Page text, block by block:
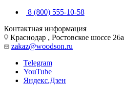
8 (800) 555-10-58
Контактная информация
Краснодар , Ростовское шоссе 26а
zakaz@woodson.ru
Telegram
YouTube
Яндекс.Дзен